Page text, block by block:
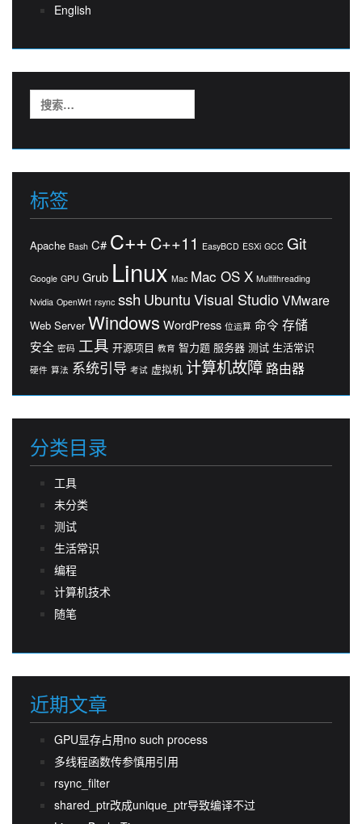
English
索：
标签
Apache Bash C# C++ C++11 EasyBCD ESXi GCC Git
Google GPU Grub Linux Mac Mac OS X Multithreading
Nvidia OpenWrt rsync ssh UbuntuVisual StudioVMware
Web Server Windows WordPress 位运算 命令 存储
安全 密码 工具 开源项目 教育 智力题 服务器 测试 生活常识
硬件 算法 系统引导 考试 虚拟机 计算机故障 路由器
分类目录
工具
未分类
测试
生活常识
编程
计算机技术
随笔
近期文章
GPU显存占用no such process
多线程函数传参慎用引用
rsync_filter
shared_ptr改成unique_ptr导致编译不过